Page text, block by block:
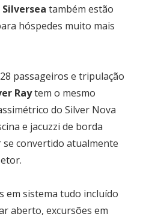
Silversea também estão
hóspedes muito mais
passageiros e tripulação
Raytem o mesmo
do Silver Nova
e jacuzzi de borda
convertido atualmente
em sistema tudo incluído
aberto, excursões em